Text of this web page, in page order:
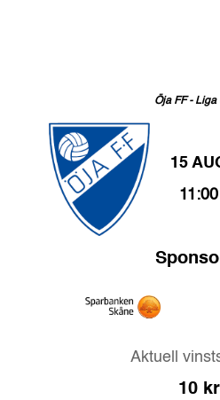
Öja FF - Liga
15
11:00
Aktuell
10kr